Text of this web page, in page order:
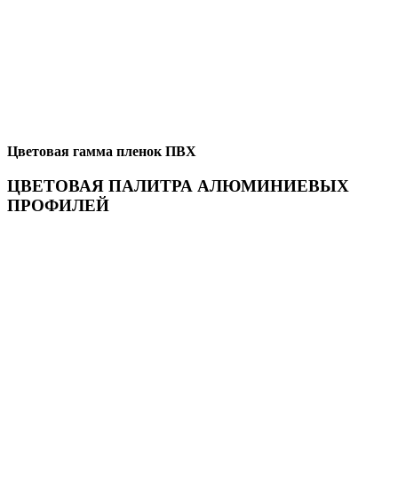
Цветовая гамма пленок ПВХ
ЦВЕТОВАЯ ПАЛИТРА АЛЮМИНИЕВЫХ
ПРОФИЛЕЙ